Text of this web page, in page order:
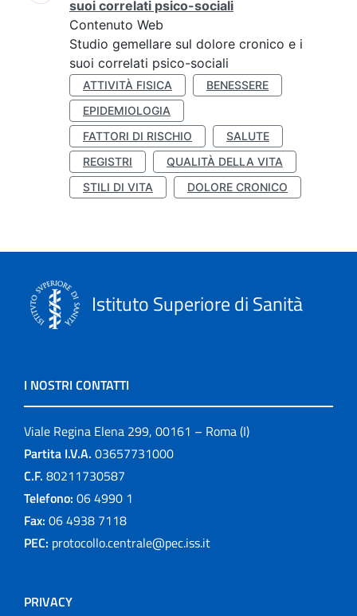
suoi correlati psico-sociali
Contenuto Web
Studio gemellare sul dolore cronico e i
suoi correlati psico-sociali
ATTIVITÀ FISICA
BENESSERE
EPIDEMIOLOGIA
FATTORI DI RISCHIO
SALUTE
REGISTRI
QUALITÀ DELLA VITA
STILI DI VITA
DOLORE CRONICO
Istituto Superiore di Sanità
I NOSTRI CONTATTI
Viale Regina Elena 299, 00161 – Roma (I)
Partita I.V.A. 03657731000
C.F. 80211730587
Telefono: 06 4990 1
Fax: 06 4938 7118
PEC: protocollo.centrale@pec.iss.it
PRIVACY